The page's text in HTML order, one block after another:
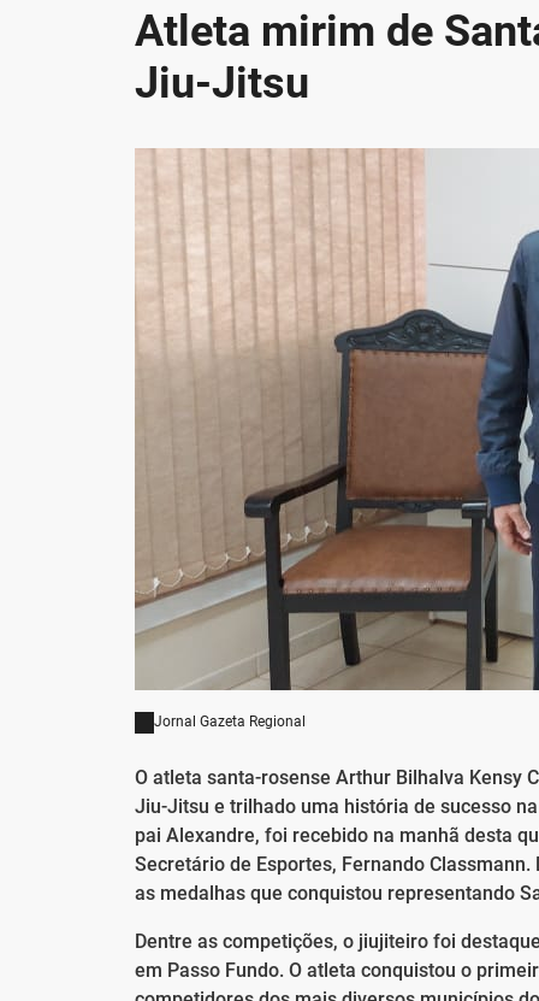
Atleta mirim de
Jiu-Jitsu
Jornal Gazeta Regional
O atleta santa-rosense Arthur Bilhalva Kensy
Jiu-Jitsu e trilhado uma história de sucesso
pai Alexandre, foi recebido na manhã desta
Secretário de Esportes, Fernando
as medalhas que conquistou representando
Dentre as competições, o jiujiteiro foi
em Passo Fundo. O atleta conquistou o